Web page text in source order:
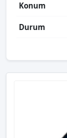
Konum
Durum